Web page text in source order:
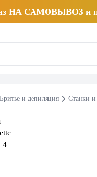
НА САМОВЫВОЗ и
Бритье и депиляция Станки и